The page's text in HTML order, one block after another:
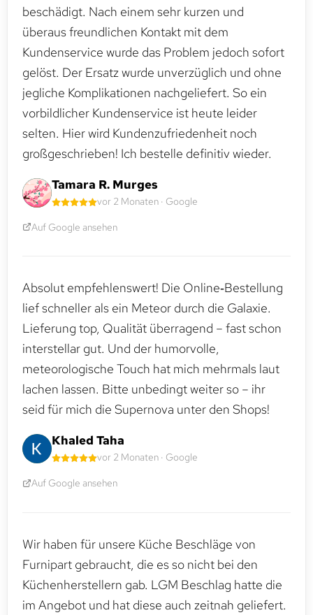
beschädigt. Nach einem sehr kurzen und
überaus freundlichen Kontakt mit dem
Kundenservice wurde das Problem jedoch sofort
gelöst. Der Ersatz wurde unverzüglich und ohne
jegliche Komplikationen nachgeliefert. So ein
vorbildlicher Kundenservice ist heute leider
selten. Hier wird Kundenzufriedenheit noch
großgeschrieben! Ich bestelle definitiv wieder.
Tamara R. Murges
vor 2 Monaten · Google
Auf Google ansehen
Absolut empfehlenswert! Die Online‑Bestellung
lief schneller als ein Meteor durch die Galaxie.
Lieferung top, Qualität überragend – fast schon
interstellar gut. Und der humorvolle,
meteorologische Touch hat mich mehrmals laut
lachen lassen. Bitte unbedingt weiter so – ihr
seid für mich die Supernova unter den Shops!
Khaled Taha
vor 2 Monaten · Google
Auf Google ansehen
Wir haben für unsere Küche Beschläge von
Furnipart gebraucht, die es so nicht bei den
Küchenherstellern gab. LGM Beschlag hatte die
im Angebot und hat diese auch zeitnah geliefert.